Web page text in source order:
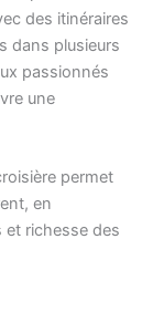
des itinéraires
dans plusieurs
passionnés
une
permet
en
richesse des